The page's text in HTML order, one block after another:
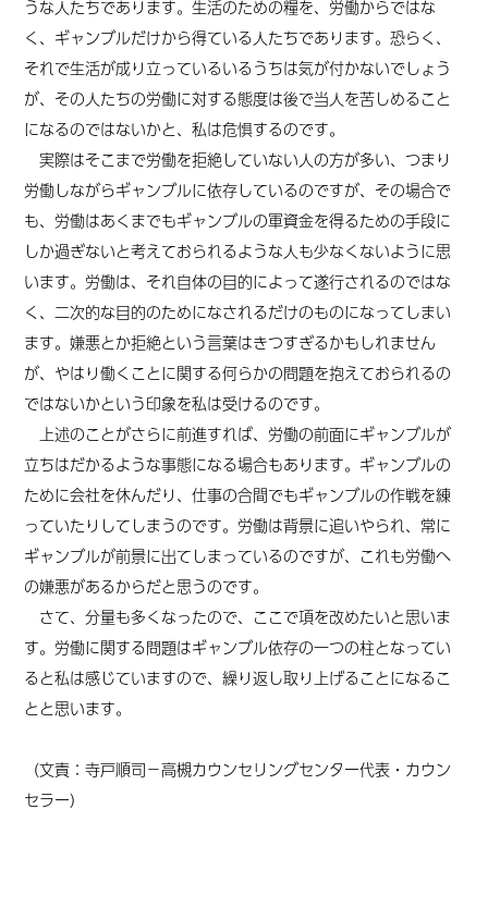
うな人たちであります。生活のための糧を、労働からではな
く、ギャンブルだけから得ている人たちであります。恐らく、
それで生活が成り立っているいるうちは気が付かないでしょう
が、その人たちの労働に対する態度は後で当人を苦しめること
になるのではないかと、私は危惧するのです。
実際はそこまで労働を拒絶していない人の方が多い、つまり
労働しながらギャンブルに依存しているのですが、その場合で
も、労働はあくまでもギャンブルの軍資金を得るための手段に
しか過ぎないと考えておられるような人も少なくないように思
います。労働は、それ自体の目的によって遂行されるのではな
く、二次的な目的のためになされるだけのものになってしまい
ます。嫌悪とか拒絶という言葉はきつすぎるかもしれません
が、やはり働くことに関する何らかの問題を抱えておられるの
ではないかという印象を私は受けるのです。
上述のことがさらに前進すれば、労働の前面にギャンブルが
立ちはだかるような事態になる場合もあります。ギャンブルの
ために会社を休んだり、仕事の合間でもギャンブルの作戦を練
っていたりしてしまうのです。労働は背景に追いやられ、常に
ギャンブルが前景に出てしまっているのですが、これも労働へ
の嫌悪があるからだと思うのです。
さて、分量も多くなったので、ここで項を改めたいと思いま
す。労働に関する問題はギャンブル依存の一つの柱となってい
ると私は感じていますので、繰り返し取り上げることになるこ
とと思います。
（文責：寺戸順司－高槻カウンセリングセンター代表・カウン
セラー）